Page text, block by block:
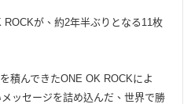
が、約2年半ぶりとなる11枚
積んできたONE OK ROCKによ
ッセージを詰め込んだ、世界で勝